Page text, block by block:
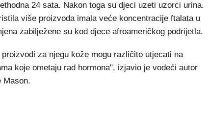
24 sata. Nakon toga su djeci uzeti uzorci urina.
više proizvoda imala veće koncentracije ftalata u
zabilježene su kod djece afroameričkog podrijetla.
za njegu kože mogu različito utjecati na
koje ometaju rad hormona", izjavio je vodeći autor
Mason.